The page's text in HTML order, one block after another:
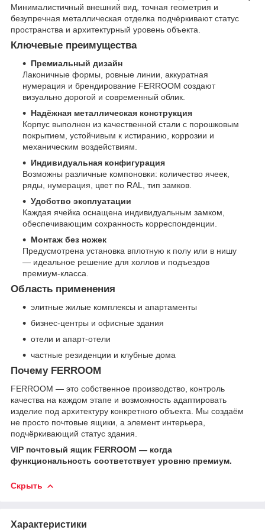
Минималистичный внешний вид, точная геометрия и
безупречная металлическая отделка подчёркивают статус
пространства и архитектурный уровень объекта.
Ключевые преимущества
Премиальный дизайн
Лаконичные формы, ровные линии, аккуратная
нумерация и брендирование FERROOM создают
визуально дорогой и современный облик.
Надёжная металлическая конструкция
Корпус выполнен из качественной стали с порошковым
покрытием, устойчивым к истиранию, коррозии и
механическим воздействиям.
Индивидуальная конфигурация
Возможны различные компоновки: количество ячеек,
ряды, нумерация, цвет по RAL, тип замков.
Удобство эксплуатации
Каждая ячейка оснащена индивидуальным замком,
обеспечивающим сохранность корреспонденции.
Монтаж без ножек
Предусмотрена установка вплотную к полу или в нишу
— идеальное решение для холлов и подъездов
премиум-класса.
Область применения
элитные жилые комплексы и апартаменты
бизнес-центры и офисные здания
отели и апарт-отели
частные резиденции и клубные дома
Почему FERROOM
FERROOM — это собственное производство, контроль
качества на каждом этапе и возможность адаптировать
изделие под архитектуру конкретного объекта. Мы создаём
не просто почтовые ящики, а элемент интерьера,
подчёркивающий статус здания.
VIP почтовый ящик FERROOM — когда
функциональность соответствует уровню премиум.
Скрыть
Характеристики